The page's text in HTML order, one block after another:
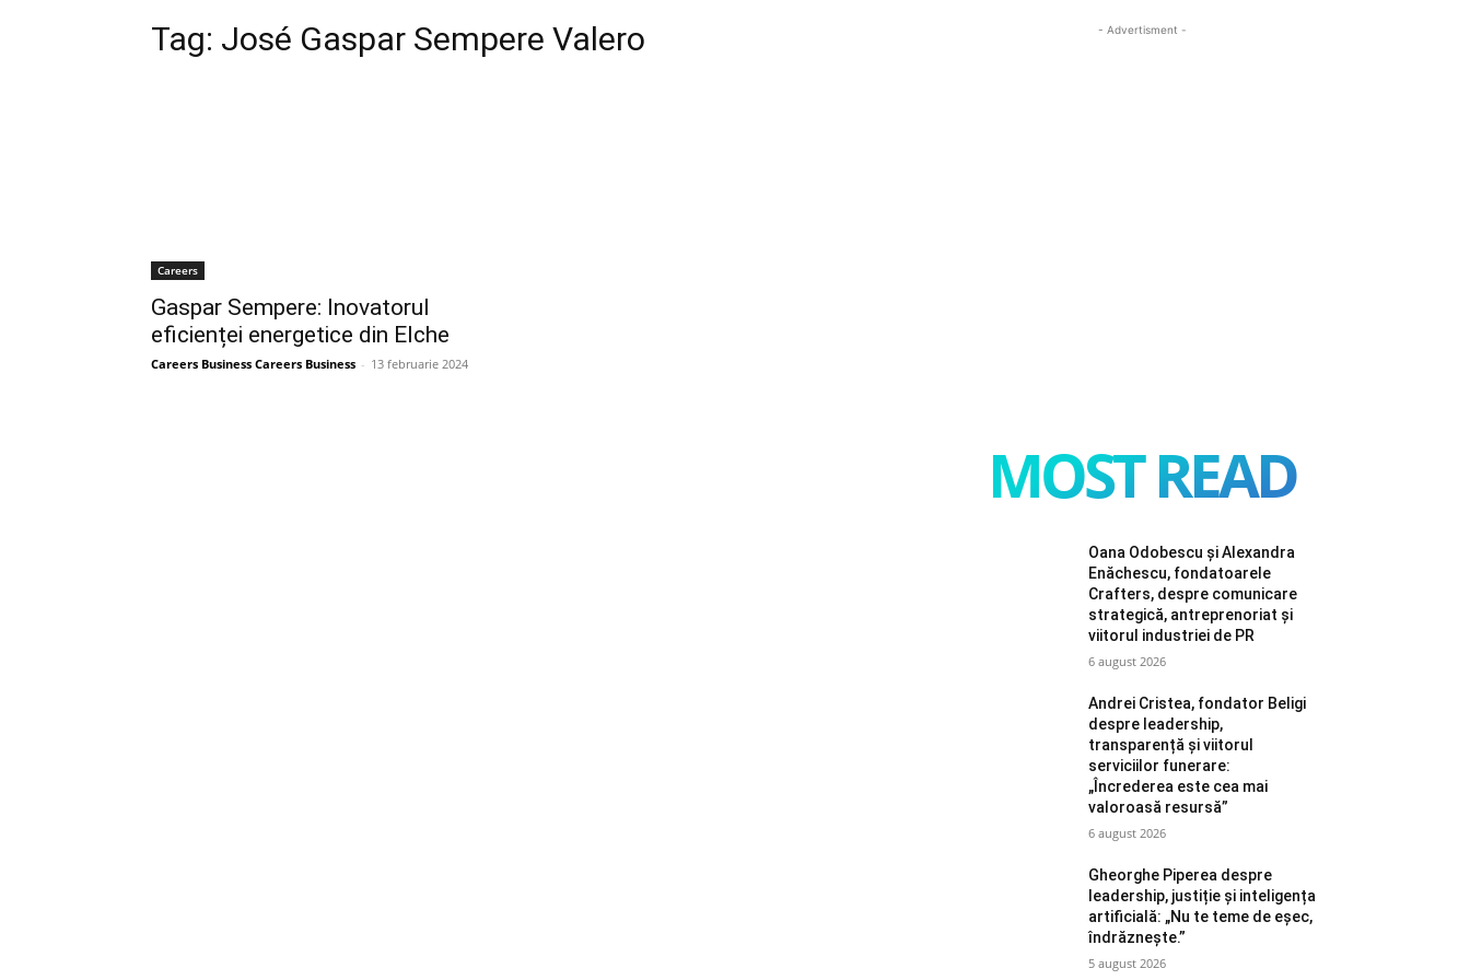
Tag: José Gaspar Sempere Valero
Careers
Gaspar Sempere: Inovatorul
eficienței energetice din Elche
Careers Business Careers Business - 13 februarie 2024
- Advertisment -
MOST READ
Oana Odobescu și Alexandra
Enăchescu, fondatoarele
Crafters, despre comunicare
strategică, antreprenoriat și
viitorul industriei de PR
6 august 2026
Andrei Cristea, fondator Beligi
despre leadership,
transparență și viitorul
serviciilor funerare:
„Încrederea este cea mai
valoroasă resursă”
6 august 2026
Gheorghe Piperea despre
leadership, justiție și inteligența
artificială: „Nu te teme de eșec,
îndrăznește.”
5 august 2026